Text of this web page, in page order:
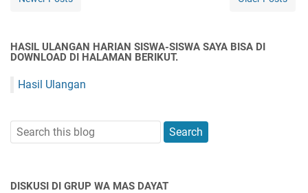
HASIL ULANGAN HARIAN SISWA-SISWA SAYA BISA DI
DOWNLOAD DI HALAMAN BERIKUT.
Hasil Ulangan
DISKUSI DI GRUP WA MAS DAYAT